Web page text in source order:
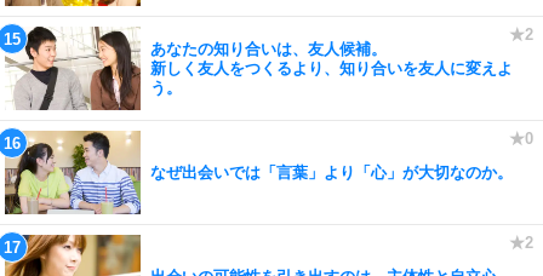
あなたの知り合いは、友人候補。
新しく友人をつくるより、知り合いを友人に変えよ
う。
なぜ出会いでは「言葉」より「心」が大切なのか。